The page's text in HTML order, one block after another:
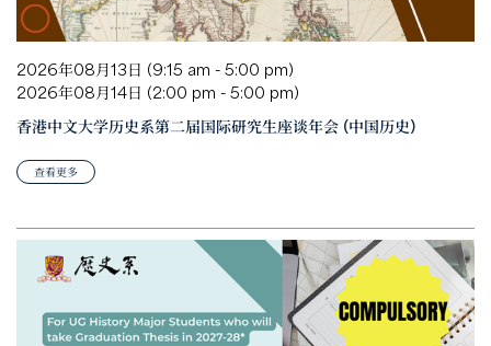
2026年08月13日 (9:15 am - 5:00 pm)
2026年08月14日 (2:00 pm - 5:00 pm)
香港中文大学历史系第二届国际研究生座谈年会 (中国历史)
查看更多